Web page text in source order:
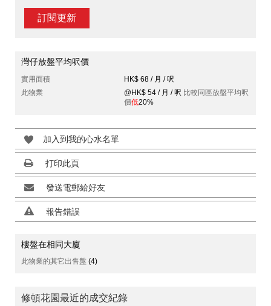
訂閱更新
灣仔放盤平均呎價
實用面積
HK$ 68 / 月 / 呎
此物業
@HK$ 54 / 月 / 呎 比較同區放盤平均呎
價低20%
加入到我的心水名單
打印此頁
發送電郵給好友
報告錯誤
樓盤在相同大廈
此物業的其它出售盤 (4)
修頓花園最近的成交紀錄